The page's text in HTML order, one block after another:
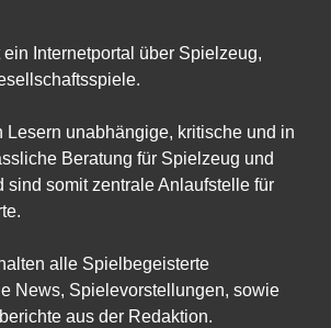
Internetportal über Spielzeug,
Lesern unabhängige, kritische und in
Beratung für Spielzeug und
sind somit zentrale Anlaufstelle für
alle Spielbegeisterte
News, Spielevorstellungen, sowie
aus der Redaktion.